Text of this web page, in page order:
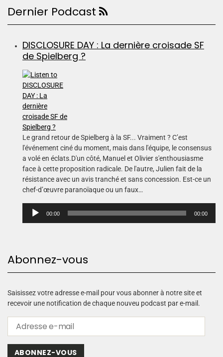
Dernier Podcast
DISCLOSURE DAY : La dernière croisade SF
de Spielberg ?
Le grand retour de Spielberg à la SF... Vraiment ? C’est
l'événement ciné du moment, mais dans l'équipe, le consensus
a volé en éclats.D'un côté, Manuel et Olivier s'enthousiasme
face à cette proposition radicale. De l'autre, Julien fait de la
résistance avec un avis tranché et sans concession. Est-ce un
chef-d’œuvre paranoïaque ou un faux…
u
u
d
o
00:00 00:00
Abonnez-vous
Saisissez votre adresse e-mail pour vous abonner à notre site et
recevoir une notification de chaque nouveu podcast par e-mail.
ABONNEZ-VOUS